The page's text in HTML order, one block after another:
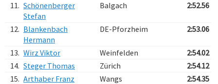
11. Schönenberger
Stefan
Balgach 2:52.56
12. Blankenbach
Hermann
DE-Pforzheim 2:53.06
13. Wirz Viktor Weinfelden
2:54.02
14. Steger Thomas Zürich
2:54.12
15. Arthaber Franz Wangs
2:54.35